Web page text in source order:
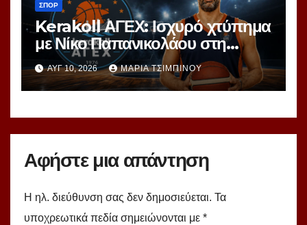
ΣΠΟΡ
Kerakoll ΑΓΕΧ: Ισχυρό χτύπημα
με Νίκο Παπανικολάου στη
ρακέτα
ΑΥΓ 10, 2026 ΜΑΡΊΑ ΤΣΙΜΠΙΝΟΎ
Αφήστε μια απάντηση
Η ηλ. διεύθυνση σας δεν δημοσιεύεται. Τα
υποχρεωτικά πεδία σημειώνονται με *